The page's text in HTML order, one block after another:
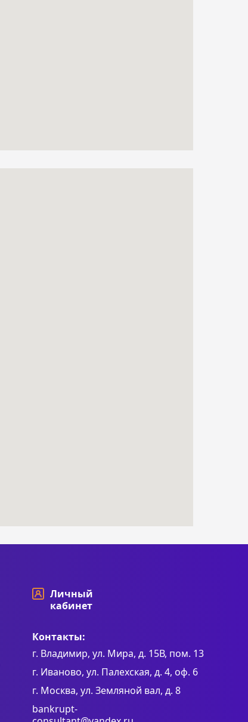
bankrupt-
г. Владимир, ул. Мира, д. 15В, пом. 13
Контакты:
Личный
кабинет
г. Иваново, ул. Палехская, д. 4, оф. 6
г. Москва, ул. Земляной вал, д. 8